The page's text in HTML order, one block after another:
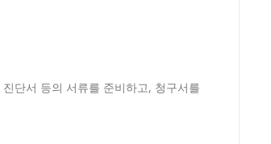
단서 등의 서류를 준비하고, 청구서를